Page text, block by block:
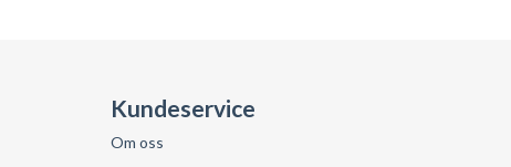
Kundeservice
Om oss